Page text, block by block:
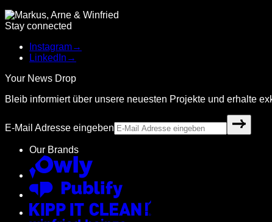
Stay connected
Instagram→
LinkedIn →
Your News Drop
Bleib informiert über unsere neuesten Projekte und erhalte
E-Mail Adresse eingeben
Our Brands